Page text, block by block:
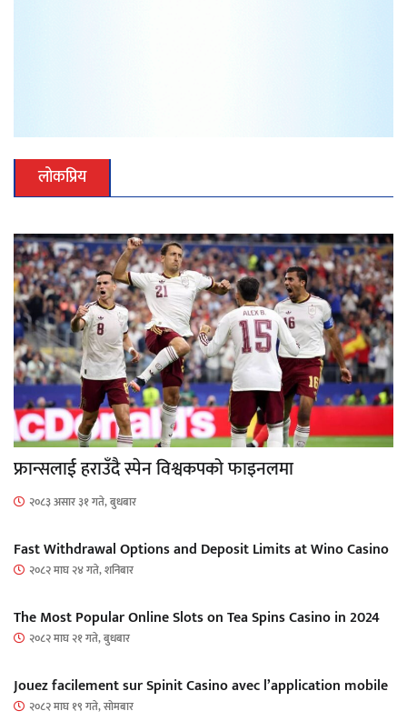
लोकप्रिय
फ्रान्सलाई हराउँदै स्पेन विश्वकपको फाइनलमा
२०८३ असार ३१ गते, बुधबार
Fast Withdrawal Options and Deposit Limits at Wino Casino
२०८२ माघ २४ गते, शनिबार
The Most Popular Online Slots on Tea Spins Casino in 2024
२०८२ माघ २१ गते, बुधबार
Jouez facilement sur Spinit Casino avec l’application mobile
२०८२ माघ १९ गते, सोमबार